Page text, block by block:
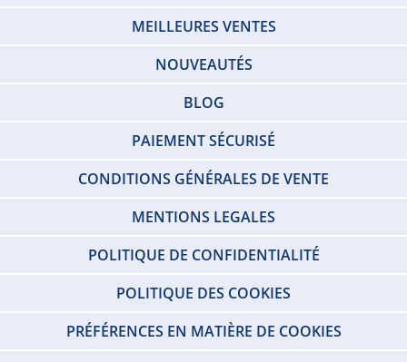
MEILLEURES VENTES
NOUVEAUTÉS
BLOG
PAIEMENT SÉCURISÉ
CONDITIONS GÉNÉRALES DE VENTE
MENTIONS LEGALES
POLITIQUE DE CONFIDENTIALITÉ
POLITIQUE DES COOKIES
PRÉFÉRENCES EN MATIÈRE DE COOKIES